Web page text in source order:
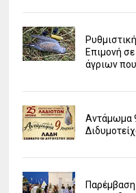
Επιμονή
άγριων
Αντάμωμα